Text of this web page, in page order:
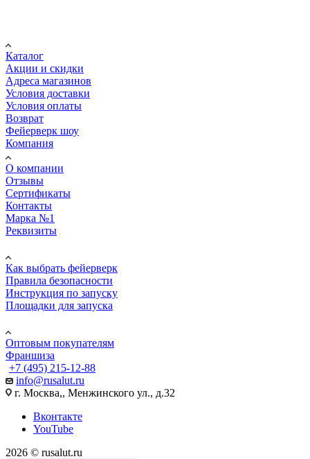
Каталог
Акции и скидки
Адреса магазинов
Условия доставки
Условия оплаты
Возврат
Фейерверк шоу
Компания
О компании
Отзывы
Сертификаты
Контакты
Марка №1
Реквизиты
Как выбрать фейерверк
Правила безопасности
Инструкция по запуску
Площадки для запуска
Оптовым покупателям
Франшиза
+7 (495) 215-12-88
info@rusalut.ru
г. Москва,, Менжинского ул., д.32
Вконтакте
YouTube
2026 © rusalut.ru